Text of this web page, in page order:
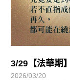
3/29【法華期
2026/03/20